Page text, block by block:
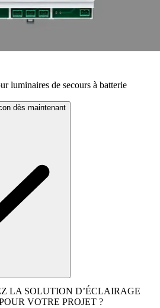
luminaires de secours à batterie
dès maintenant
LA SOLUTION D’ÉCLAIRAGE
VOTRE PROJET ?